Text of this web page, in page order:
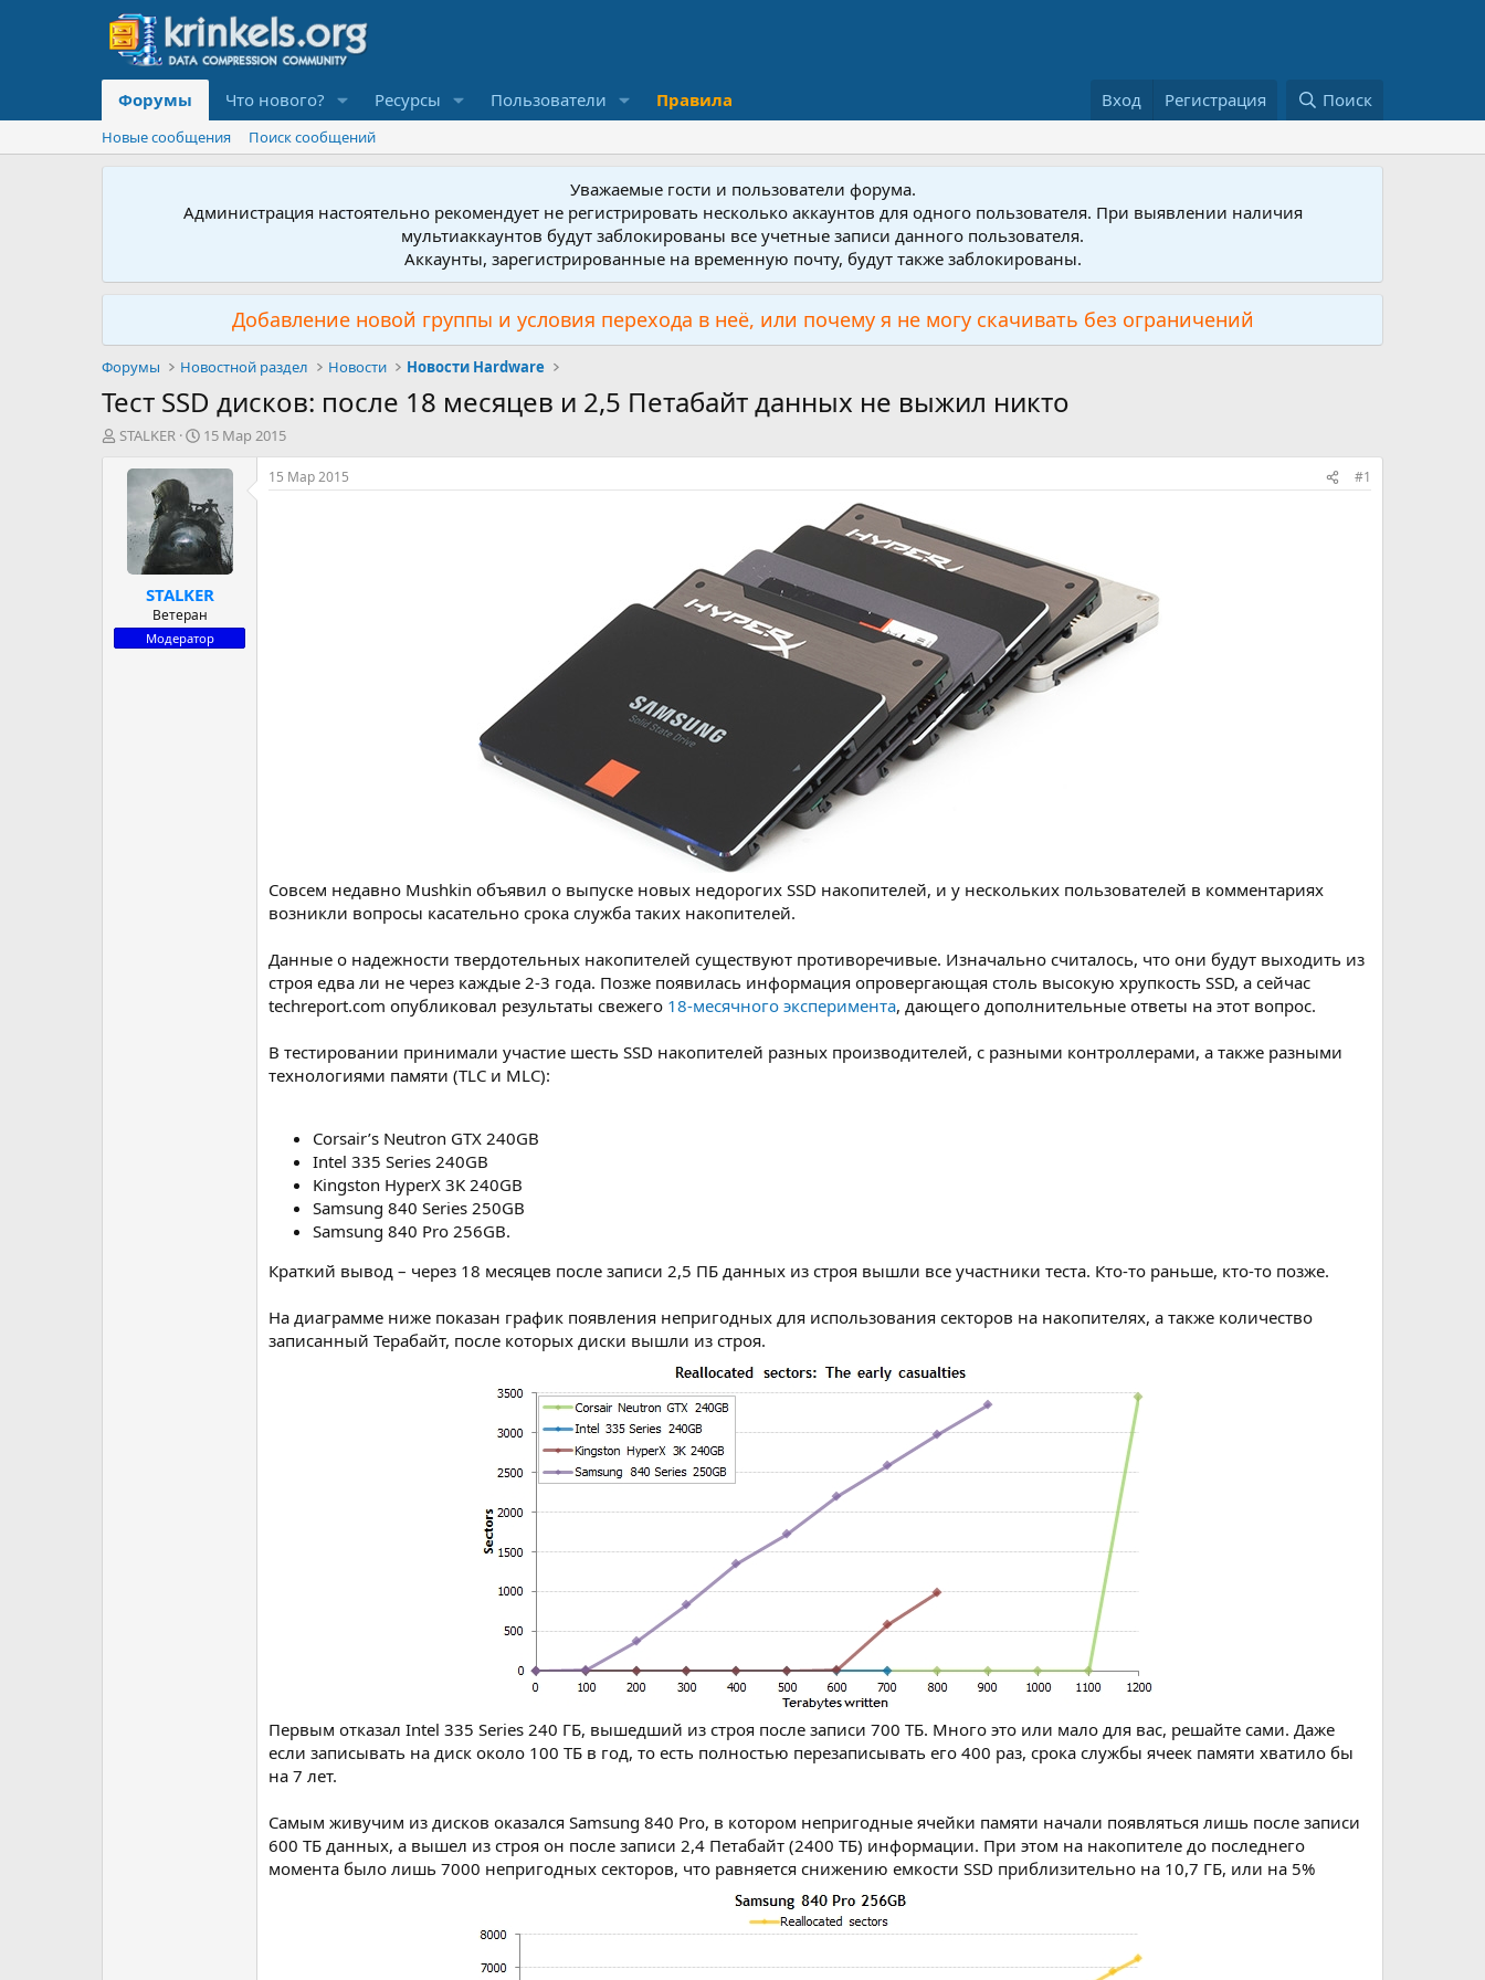
Форумы Что нового? Ресурсы Пользователи Правила Вход Регистрация Поиск
Новые сообщения Поиск сообщений
Уважаемые гости и пользователи форума.
Администрация настоятельно рекомендует не регистрировать несколько аккаунтов для одного пользователя. При выявлении наличия
мультиаккаунтов будут заблокированы все учетные записи данного пользователя.
Аккаунты, зарегистрированные на временную почту, будут также заблокированы.
Добавление новой группы и условия перехода в неё, или почему я не могу скачивать без ограничений
Форумы Новостной раздел Новости Новости Hardware
Тест SSD дисков: после 18 месяцев и 2,5 Петабайт данных не выжил никто
А
м
STALKER
Д
т
а
н
а
ч
а
л
а
15 Мар 2015
STALKER
Ветеран
Модератор
15 Мар 2015 #1
Совсем недавно Mushkin объявил о выпуске новых недорогих SSD накопителей, и у нескольких пользователей в комментариях
возникли вопросы касательно срока служба таких накопителей.
Данные о надежности твердотельных накопителей существуют противоречивые. Изначально считалось, что они будут выходить из
строя едва ли не через каждые 2-3 года. Позже появилась информация опровергающая столь высокую хрупкость SSD, а сейчас
techreport.com опубликовал результаты свежего 18-месячного эксперимента, дающего дополнительные ответы на этот вопрос.
В тестировании принимали участие шесть SSD накопителей разных производителей, с разными контроллерами, а также разными
технологиями памяти (TLC и MLC):
Corsair’s Neutron GTX 240GB
Intel 335 Series 240GB
Kingston HyperX 3K 240GB
Samsung 840 Series 250GB
Samsung 840 Pro 256GB.
Краткий вывод – через 18 месяцев после записи 2,5 ПБ данных из строя вышли все участники теста. Кто-то раньше, кто-то позже.
На диаграмме ниже показан график появления непригодных для использования секторов на накопителях, а также количество
записанный Терабайт, после которых диски вышли из строя.
Первым отказал Intel 335 Series 240 ГБ, вышедший из строя после записи 700 ТБ. Много это или мало для вас, решайте сами. Даже
если записывать на диск около 100 ТБ в год, то есть полностью перезаписывать его 400 раз, срока службы ячеек памяти хватило бы
на 7 лет.
Самым живучим из дисков оказался Samsung 840 Pro, в котором непригодные ячейки памяти начали появляться лишь после записи
600 ТБ данных, а вышел из строя он после записи 2,4 Петабайт (2400 ТБ) информации. При этом на накопителе до последнего
момента было лишь 7000 непригодных секторов, что равняется снижению емкости SSD приблизительно на 10,7 ГБ, или на 5%